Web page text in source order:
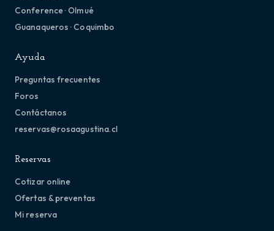
Conference · Olmué
Guanaqueros · Coquimbo
Ayuda
Preguntas frecuentes
Foros
Contáctanos
reservas@rosaagustina.cl
Reservas
Cotizar online
Ofertas & preventas
Mi reserva